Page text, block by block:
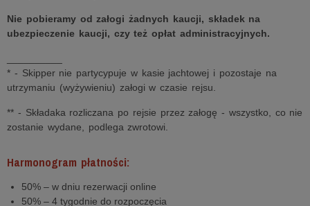
Nie pobieramy od załogi żadnych kaucji, składek na
ubezpieczenie kaucji, czy też opłat administracyjnych.
* - Skipper nie partycypuje w kasie jachtowej i pozostaje na
utrzymaniu (wyżywieniu) załogi w czasie rejsu.
** - Składaka rozliczana po rejsie przez załogę - wszystko, co nie
zostanie wydane, podlega zwrotowi.
Harmonogram płatności:
50% – w dniu rezerwacji online
50% – 4 tygodnie do rozpoczęcia